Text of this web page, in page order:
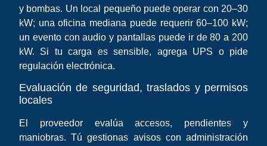
y bombas. Un local pequeño puede operar con 20–30
kW; una oficina mediana puede requerir 60–100 kW;
un evento con audio y pantallas puede ir de 80 a 200
kW. Si tu carga es sensible, agrega UPS o pide
regulación electrónica.
Evaluación de seguridad, traslados y permisos
locales
El proveedor evalúa accesos, pendientes y
maniobras. Tú gestionas avisos con administración